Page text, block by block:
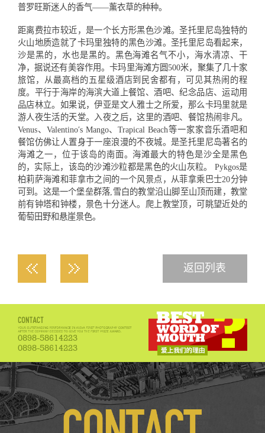
普罗旺斯迷人的香气——薰衣草的种种。
距离费拉市较近，是一个长方形黑色沙滩。圣托里尼岛独特的
火山地质造就了卡玛里独特的黑色沙滩。圣托里尼岛看起来，
沙是黑的，水也是黑的。黑色海滩名气不小，海水清凉、干
净，据说还有美容作用。卡玛里海滩方圆500米，聚集了几十家
旅馆，从最高档的五星级酒店到民舍都有，可见其热闹的程
度。平行于海岸的海滨大道上餐馆、酒吧、纪念品店、运动用
品店林立。如果说，伊亚是文人雅士之所爱，那么卡玛里就是
游人夜生活的天堂。入夜之后，这里的酒吧、餐馆热闹非凡。
Venus、Valentino′s Mango、Trapical Beach等一家家音乐酒吧和
餐馆仿佛让人置身于一座浪漫的不夜城。是圣托里尼岛著名的
海滩之一，位于该岛的南面。海滩最大的特色是沙全是黑色
的，实际上，该岛的沙滩沙粒都是黑色的火山灰粒。 Pykgos是
柏莉萨海滩和菲拿市之间的一个风景点，从菲拿乘巴士20分钟
可到。这是一个堡垒群落,雪白的教堂沿山脚至山顶而建，教堂
前有钟塔和钟楼，景色十分迷人。爬上教堂顶，可眺望近处的
葡萄田野和悬崖景色。
返回列表
0898-58614223
0898-58614223